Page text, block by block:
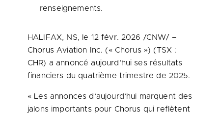
renseignements.
HALIFAX, NS, le 12 févr. 2026 /CNW/ –
Chorus Aviation Inc. (« Chorus ») (TSX :
CHR) a annoncé aujourd’hui ses résultats
financiers du quatrième trimestre de 2025.
« Les annonces d’aujourd’hui marquent des
jalons importants pour Chorus qui reflètent